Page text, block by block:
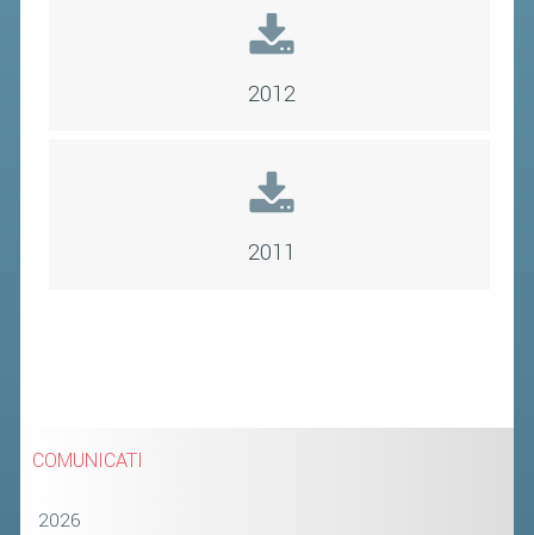
2012
2011
COMUNICATI
2026
CLASSIFICHE 2016-2023
SCHEDE ATLETI
PROMOZIONE